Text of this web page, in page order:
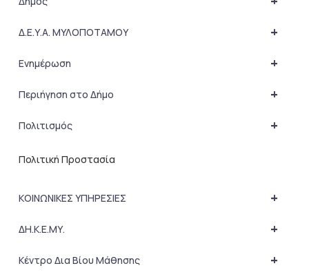
+
Δ.Ε.Υ.Α. ΜΥΛΟΠΟΤΑΜΟΥ
+
Ενημέρωση
+
Περιήγηση στο Δήμο
+
Πολιτισμός
Πολιτική Προστασία
+
ΚΟΙΝΩΝΙΚΕΣ ΥΠΗΡΕΣΙΕΣ
+
ΔΗ.Κ.Ε.ΜΥ.
+
Κέντρο Δια Βίου Μάθησης